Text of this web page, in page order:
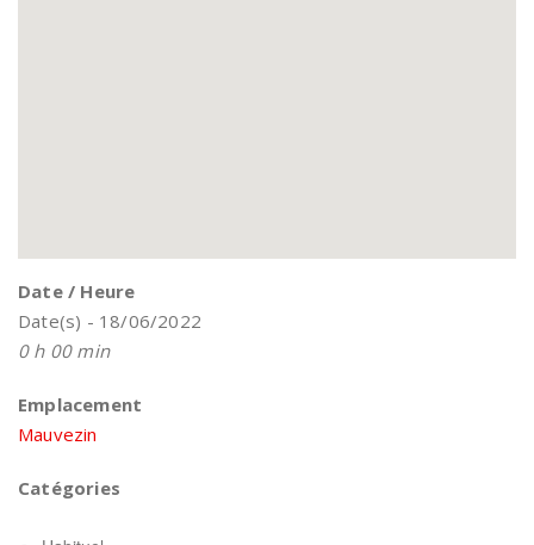
Date / Heure
Date(s) - 18/06/2022
0 h 00 min
Emplacement
Mauvezin
Catégories